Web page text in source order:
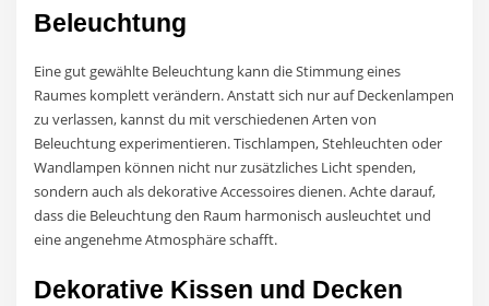
Beleuchtung
Eine gut gewählte Beleuchtung kann die Stimmung eines
Raumes komplett verändern. Anstatt sich nur auf Deckenlampen
zu verlassen, kannst du mit verschiedenen Arten von
Beleuchtung experimentieren. Tischlampen, Stehleuchten oder
Wandlampen können nicht nur zusätzliches Licht spenden,
sondern auch als dekorative Accessoires dienen. Achte darauf,
dass die Beleuchtung den Raum harmonisch ausleuchtet und
eine angenehme Atmosphäre schafft.
Dekorative Kissen und Decken